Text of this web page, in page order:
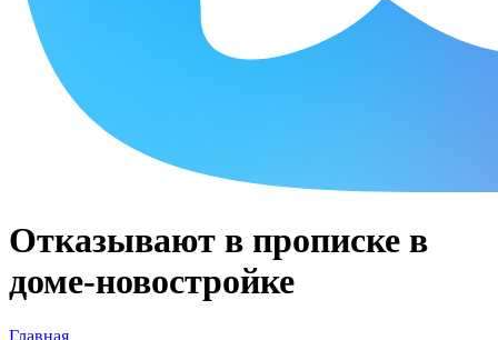
Отказывают в прописке в
доме-новостройке
Главная